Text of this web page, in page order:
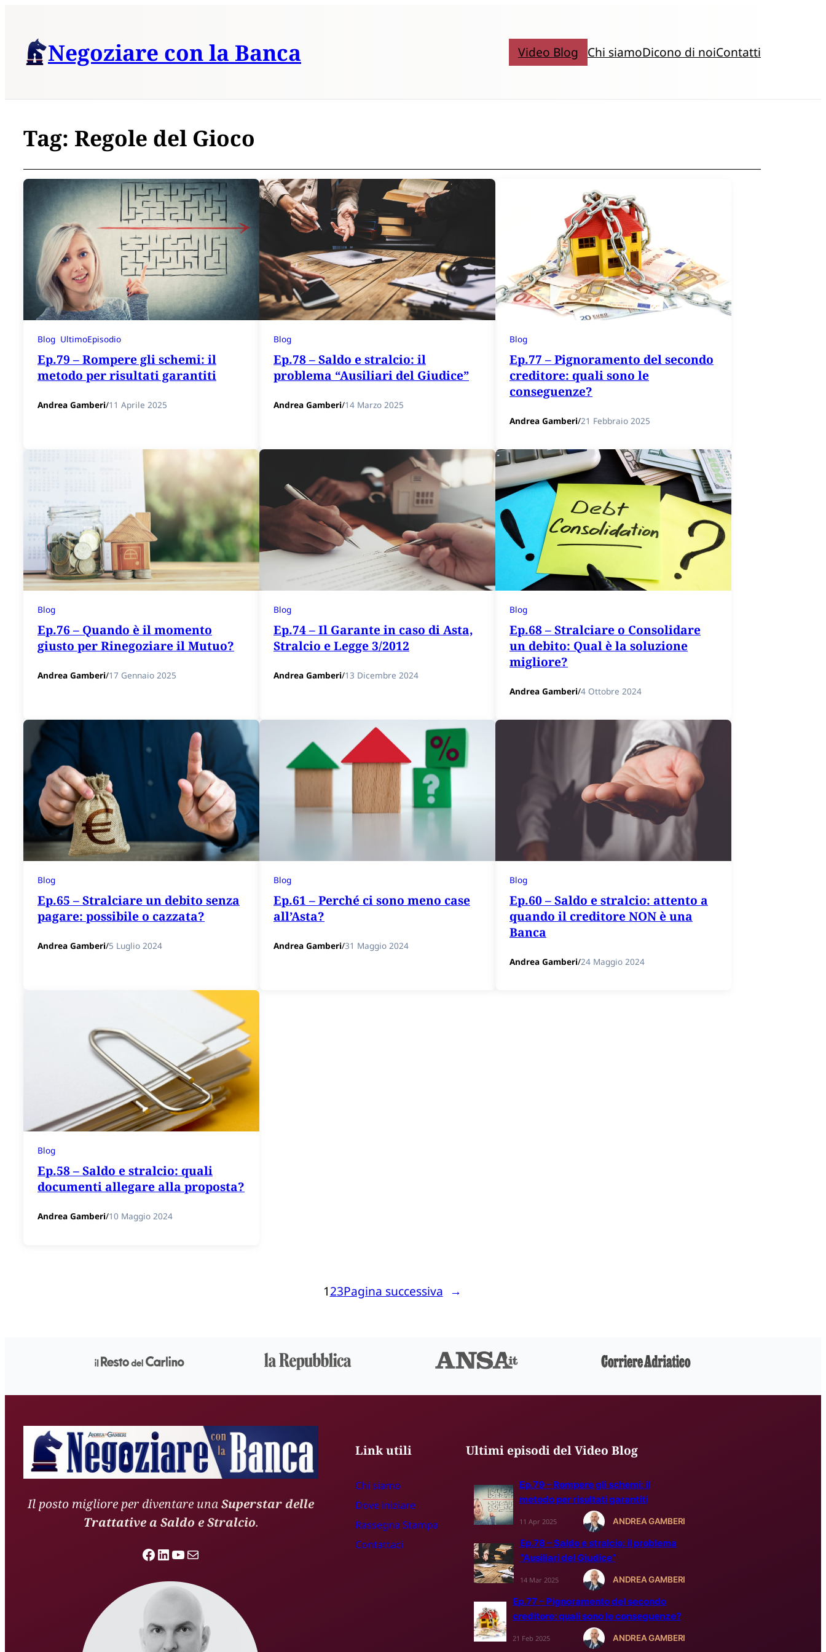
contenutoNegoziare con la Banca Video Blog Chi siamoDicono di noiContatti
Tag: Regole del Gioco
Blog UltimoEpisodio
Ep.79 – Rompere gli schemi: il
metodo per risultati garantiti
Andrea Gamberi/11 Aprile 2025
Blog
Ep.78 – Saldo e stralcio: il
problema “Ausiliari del Giudice”
Andrea Gamberi/14 Marzo 2025
Blog
Ep.77 – Pignoramento del secondo
creditore: quali sono le
conseguenze?
Andrea Gamberi/21 Febbraio 2025
Blog
Ep.76 – Quando è il momento
giusto per Rinegoziare il Mutuo?
Andrea Gamberi/17 Gennaio 2025
Blog
Ep.74 – Il Garante in caso di Asta,
Stralcio e Legge 3/2012
Andrea Gamberi/13 Dicembre 2024
Blog
Ep.68 – Stralciare o Consolidare
un debito: Qual è la soluzione
migliore?
Andrea Gamberi/4 Ottobre 2024
Blog
Ep.65 – Stralciare un debito senza
pagare: possibile o cazzata?
Andrea Gamberi/5 Luglio 2024
Blog
Ep.61 – Perché ci sono meno case
all’Asta?
Andrea Gamberi/31 Maggio 2024
Blog
Ep.60 – Saldo e stralcio: attento a
quando il creditore NON è una
Banca
Andrea Gamberi/24 Maggio 2024
Blog
Ep.58 – Saldo e stralcio: quali
documenti allegare alla proposta?
Andrea Gamberi/10 Maggio 2024
123Pagina successiva →
Il posto migliore per diventare unaSuperstar delle
Trattative a Saldo e Stralcio.
Facebook LinkedIn YouTube Email
Link utili
Chi siamo
Dove iniziare
Rassegna Stampa
Contattaci
Ultimi episodi del Video Blog
Ep.79 – Rompere gli schemi: il
metodo per risultati garantiti
11 Apr 2025 ANDREA GAMBERI
Ep.78 – Saldo e stralcio: il problema
“Ausiliari del Giudice”
14 Mar 2025 ANDREA GAMBERI
Ep.77 – Pignoramento del secondo
creditore: quali sono le conseguenze?
21 Feb 2025 ANDREA GAMBERI